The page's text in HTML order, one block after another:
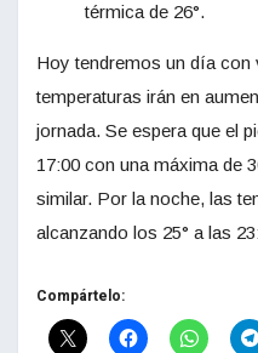
térmica de 26°.
Hoy tendremos un día con
temperaturas irán en
jornada. Se espera que el
17:00 con una máxima de
similar. Por la noche, las
alcanzando los 25° a las
Compártelo: